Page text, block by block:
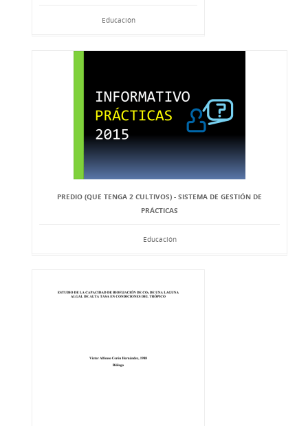
Educación
PREDIO (QUE TENGA 2 CULTIVOS) - SISTEMA DE GESTIÓN DE
PRÁCTICAS
Educación